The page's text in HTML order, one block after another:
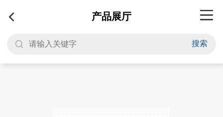
产品展厅
搜索